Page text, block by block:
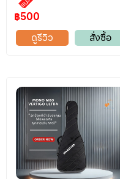
฿500
ดูรีวิว
สั่งซื้อ